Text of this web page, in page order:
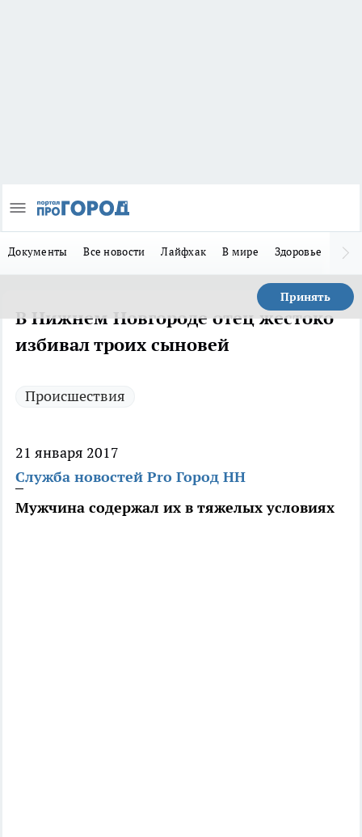
Документы Все новости Лайфхак В мире Здоровье
Принять
В Нижнем Новгороде отец жестоко
избивал троих сыновей
Происшествия
21 января 2017
Служба новостей Pro Город НН
Мужчина содержал их в тяжелых условиях